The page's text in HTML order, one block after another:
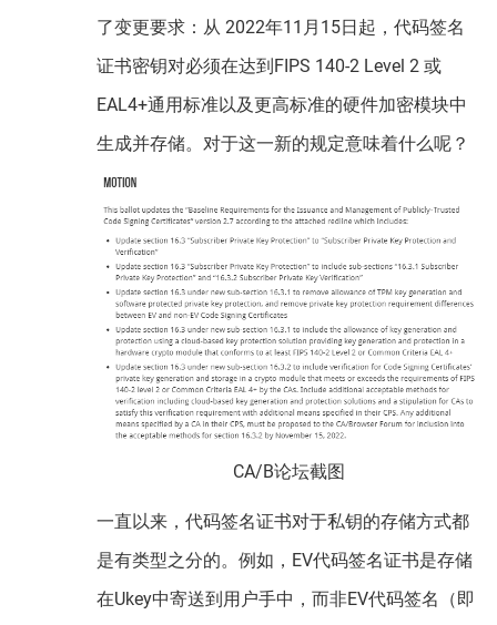
了变更要求：从 2022年11月15日起，代码签名
证书密钥对必须在达到FIPS 140-2 Level 2 或
EAL4+通用标准以及更高标准的硬件加密模块中
生成并存储。对于这一新的规定意味着什么呢？
CA/B论坛截图
一直以来，代码签名证书对于私钥的存储方式都
是有类型之分的。例如，EV代码签名证书是存储
在Ukey中寄送到用户手中，而非EV代码签名（即